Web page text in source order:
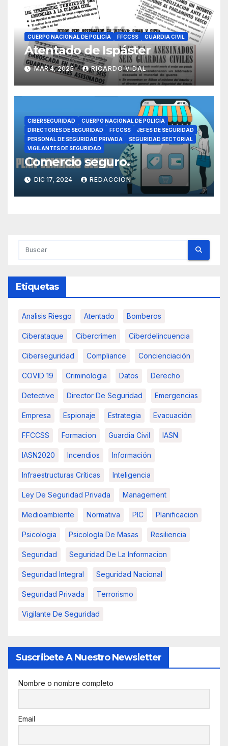
CUERPO NACIONAL DE POLICÍA FFCCSS GUARDIA CIVIL
Atentado de Ispáster
MAR 4, 2025 RICARDO VIDAL
CIBERSEGURIDAD
CUERPO NACIONAL DE POLICÍA
DIRECTORES DE SEGURIDAD
FFCCSS
JEFES DE SEGURIDAD
PERSONAL DE SEGURIDAD PRIVADA
SEGURIDAD SECTORIAL
VIGILANTES DE SEGURIDAD
Comercio seguro.
DIC 17, 2024 REDACCION
Etiquetas
Analisis Riesgo Atentado Bomberos
Ciberataque Cibercrimen Ciberdelincuencia
Ciberseguridad Compliance Concienciación
COVID 19 Criminologia Datos Derecho
Detective Director De Seguridad Emergencias
Empresa Espionaje Estrategia Evacuación
FFCCSS Formacion Guardia Civil IASN
IASN2020 Incendios Información
Infraestructuras Críticas Inteligencia
Ley De Seguridad Privada Management
Medioambiente Normativa PIC Planificacion
Psicologia Psicología De Masas Resiliencia
Seguridad Seguridad De La Informacion
Seguridad Integral Seguridad Nacional
Seguridad Privada Terrorismo
Vigilante De Seguridad
Suscribete A Nuestro Newsletter
Nombre o nombre completo
Email